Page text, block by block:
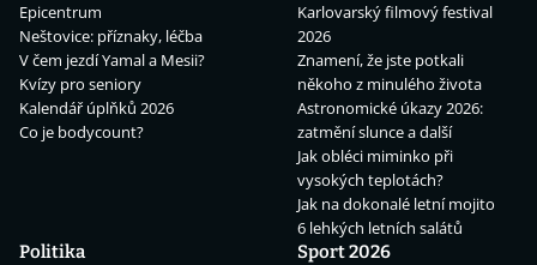
Epicentrum
Neštovice: příznaky, léčba
V čem jezdí Yamal a Mesii?
Kvízy pro seniory
Kalendář úplňků 2026
Co je bodycount?
Karlovarský filmový festival
2026
Znamení, že jste potkali
někoho z minulého života
Astronomické úkazy 2026:
zatmění slunce a další
Jak obléci miminko při
vysokých teplotách?
Jak na dokonalé letní mojito
6 lehkých letních salátů
Politika
Sport 2026